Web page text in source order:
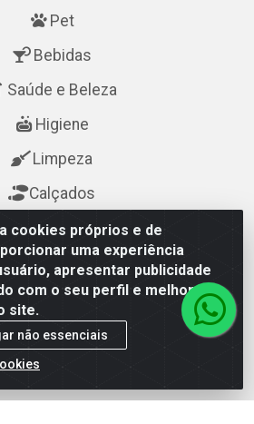
cookies próprios e de
uma experiência
apresentar publicidade
com o seu perfil e melhorar a
site.
não essenciais
Pet
Bebidas
Saúde e Beleza
Higiene
Limpeza
Calçados
Conosco
(84) 3615-7400
(84) 3615-7400